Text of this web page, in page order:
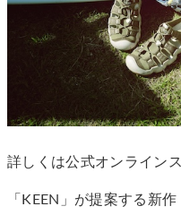
詳しくは公式オンライン
「KEEN」が提案する新